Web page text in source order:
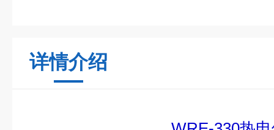
详情介绍